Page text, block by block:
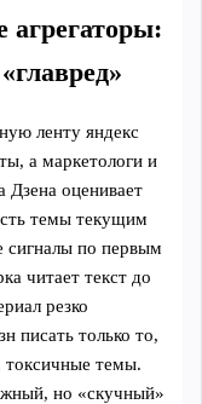
агрегаторы:
ленту яндекс
а маркетологи и
Дзена оценивает
темы текущим
сигналы по первым
читает текст до
резко
писать только то,
токсичные темы.
но «скучный»